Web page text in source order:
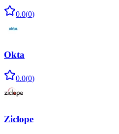
0.0(0)
Okta
0.0(0)
Ziclope